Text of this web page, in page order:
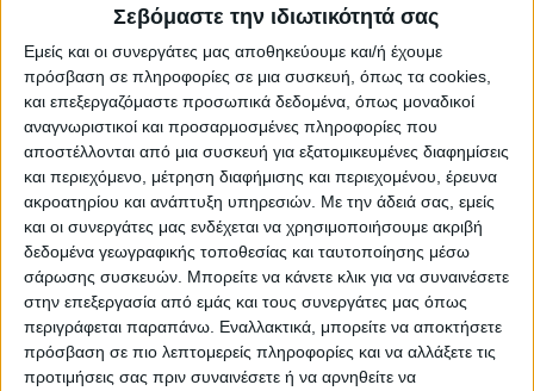
Σεβόμαστε την ιδιωτικότητά σας
Εμείς και οι συνεργάτες μας αποθηκεύουμε και/ή έχουμε
πρόσβαση σε πληροφορίες σε μια συσκευή, όπως τα cookies,
και επεξεργαζόμαστε προσωπικά δεδομένα, όπως μοναδικοί
αναγνωριστικοί και προσαρμοσμένες πληροφορίες που
αποστέλλονται από μια συσκευή για εξατομικευμένες διαφημίσεις
και περιεχόμενο, μέτρηση διαφήμισης και περιεχομένου, έρευνα
ακροατηρίου και ανάπτυξη υπηρεσιών. Με την άδειά σας, εμείς
και οι συνεργάτες μας ενδέχεται να χρησιμοποιήσουμε ακριβή
δεδομένα γεωγραφικής τοποθεσίας και ταυτοποίησης μέσω
σάρωσης συσκευών. Μπορείτε να κάνετε κλικ για να συναινέσετε
στην επεξεργασία από εμάς και τους συνεργάτες μας όπως
περιγράφεται παραπάνω. Εναλλακτικά, μπορείτε να αποκτήσετε
πρόσβαση σε πιο λεπτομερείς πληροφορίες και να αλλάξετε τις
προτιμήσεις σας πριν συναινέσετε ή να αρνηθείτε να
Σύμφωνα με την αστυνομία, υπήρξε μια
καταγγελία ότι ένας άνδρας εκτόξευε
απειλές εις βάρος ενός υπαλλήλου
καταστήματος στην περιοχή του Μάλμπερι
το πρωί της Κυριακής. Η έκθεση για το
συμβάν αναφέρει ότι, όταν οι αστυνομικοί
πήγαν να μιλήσουν στον ύποπτο, εκείνος
έσπρωξε τον έναν βοηθό σερίφη στο
έδαφος και του έριξε μια γροθιά στο πίσω
μέρος του κεφαλιού. Η σύλληψη που
ακολούθησε ήταν το αποτέλεσμα.